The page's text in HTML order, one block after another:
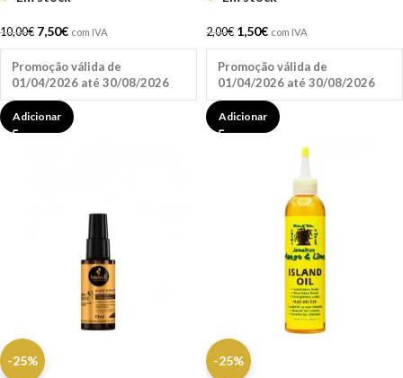
10,00€ 7,50€ com IVA
Promoção válida de
01/04/2026 até 30/08/2026
Adicionar
2,00€ 1,50€ com IVA
Promoção válida de
01/04/2026 até 30/08/2026
Adicionar
-25% -25%